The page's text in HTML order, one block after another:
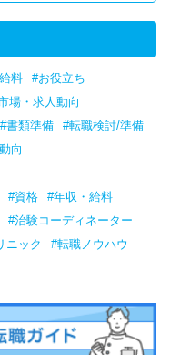
料
#お役立ち
場・求人動向
#書類準備
#転職検討/準備
向
#資格
#年収・給料
#治験コーディネーター
ニック
#転職ノウハウ